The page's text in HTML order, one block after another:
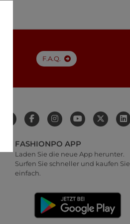
F.A.Q.
FASHIONPO APP
Laden Sie die neue App herunter.
Surfen Sie schneller und kaufen Sie
einfach.